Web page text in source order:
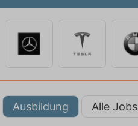
Ausbildung Alle Jobs